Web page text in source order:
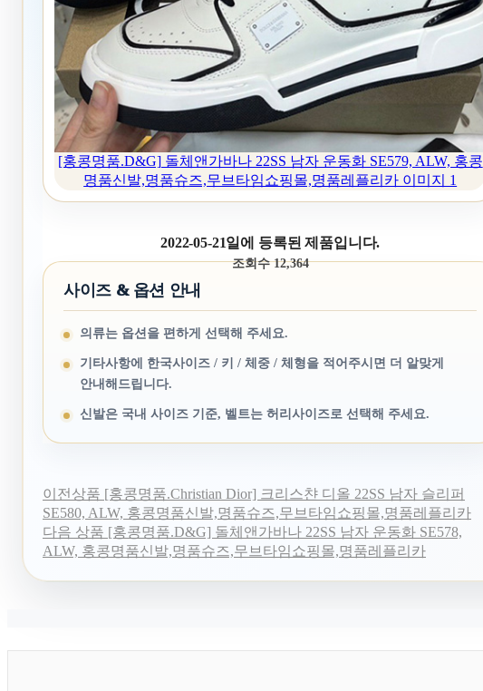
[홍콩명품.D&G] 돌체앤가바나 22SS 남자 운동화 SE579, ALW, 홍콩
명품신발,명품슈즈,무브타임쇼핑몰,명품레플리카 이미지 1
2022-05-21일에 등록된 제품입니다.
조회수 12,364
사이즈 & 옵션 안내
의류는 옵션을 편하게 선택해 주세요.
기타사항에 한국사이즈 / 키 / 체중 / 체형을 적어주시면 더 알맞게
안내해드립니다.
신발은 국내 사이즈 기준, 벨트는 허리사이즈로 선택해 주세요.
이전상품 [홍콩명품.Christian Dior] 크리스챤 디올 22SS 남자 슬리퍼
SE580, ALW, 홍콩명품신발,명품슈즈,무브타임쇼핑몰,명품레플리카
다음 상품 [홍콩명품.D&G] 돌체앤가바나 22SS 남자 운동화 SE578,
ALW, 홍콩명품신발,명품슈즈,무브타임쇼핑몰,명품레플리카